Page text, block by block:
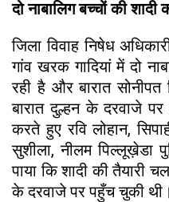
दो नाबालिग बच्चों की
जिला विवाह निषेध
गांव खरक गादियां में दो
रही है और बारात
बारात दुल्हन के दरवाजे
करते हुए रवि लोहान,
सुशीला, नीलम पिल्लूख़ेडा
पाया कि शादी की तैयारी
के दरवाजे पर पहुँच चुकी थी।